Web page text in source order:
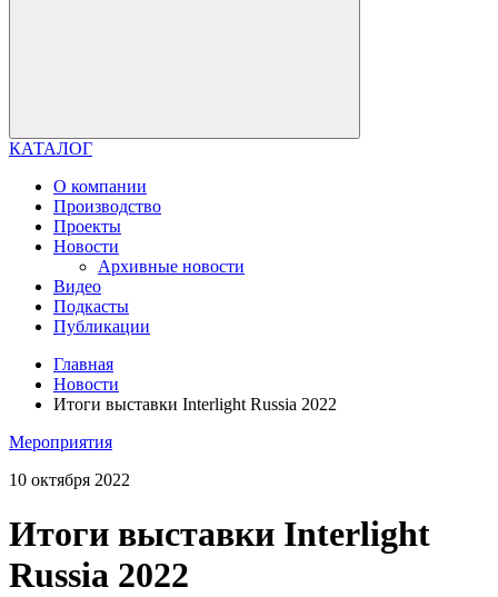
КАТАЛОГ
О компании
Производство
Проекты
Новости
Архивные новости
Видео
Подкасты
Публикации
Главная
Новости
Итоги выставки Interlight Russia 2022
Мероприятия
10 октября 2022
Итоги выставки Interlight
Russia 2022